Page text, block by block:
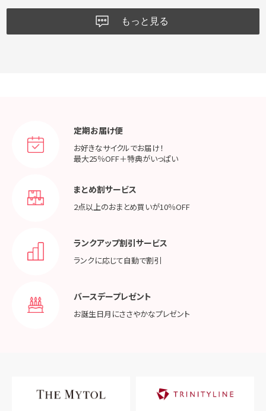
もっと見る
定期お届け便
お好きなサイクルでお届け！
最大25％OFF＋特典がいっぱい
まとめ割サービス
2点以上のおまとめ買いが10％OFF
ランクアップ割引サービス
ランクに応じて自動で割引
バースデープレゼント
お誕生日月にささやかなプレゼント